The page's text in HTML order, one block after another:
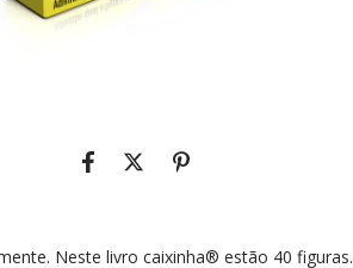
Neste livro caixinha® estão 40 figuras.